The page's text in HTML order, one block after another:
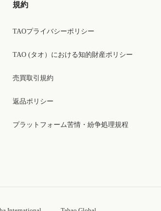
規約
TAOプライバシーポリシー
TAO (タオ）における知的財産ポリシー
売買取引規約
返品ポリシー
プラットフォーム苦情・紛争処理規程